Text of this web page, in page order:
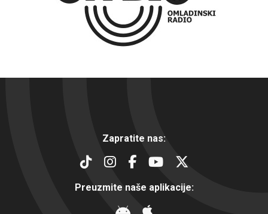
Zapratite nas:
Preuzmite naše aplikacije: